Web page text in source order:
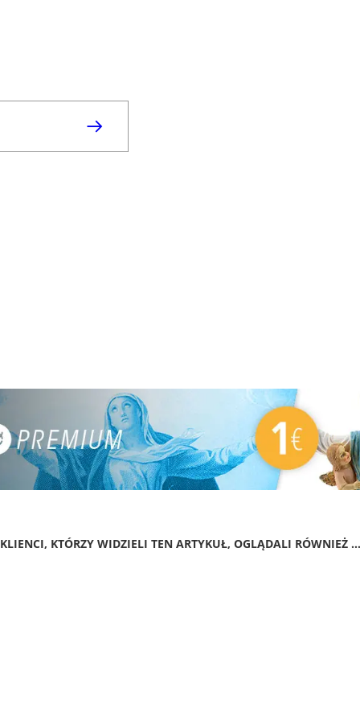
KLIENCI, KTÓRZY WIDZIELI TEN ARTYKUŁ, OGLĄDALI RÓWNIEŻ ...